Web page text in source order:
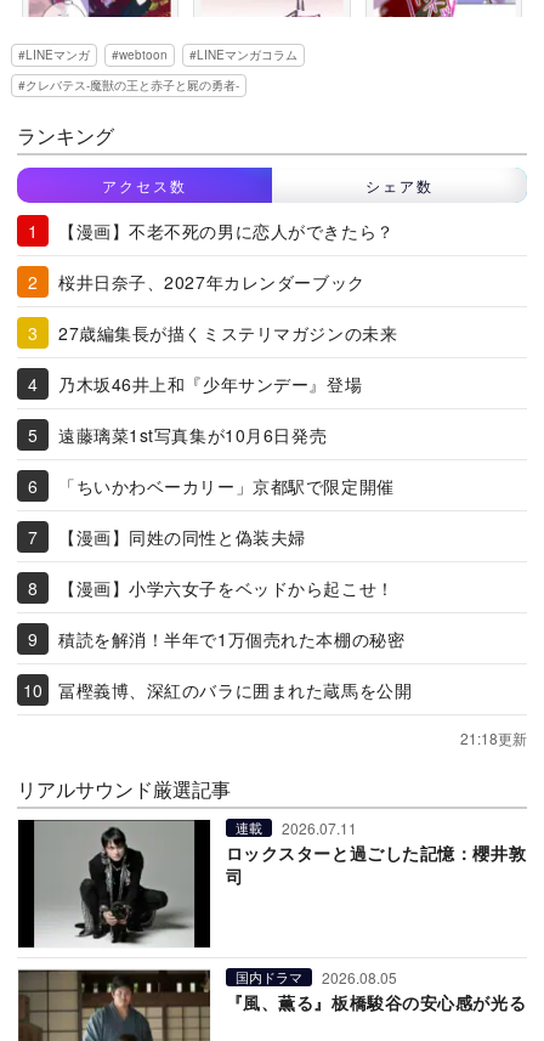
LINEマンガ webtoon
LINEマンガコラム
クレバテス-魔獣の王と赤子と屍の勇者-
ランキング
アクセス数 シェア数
【漫画】不老不死の男に恋人ができたら？
桜井日奈子、2027年カレンダーブック
27歳編集長が描くミステリマガジンの未来
乃木坂46井上和『少年サンデー』登場
遠藤璃菜1st写真集が10月6日発売
「ちいかわベーカリー」京都駅で限定開催
【漫画】同姓の同性と偽装夫婦
【漫画】小学六女子をベッドから起こせ！
積読を解消！半年で1万個売れた本棚の秘密
冨樫義博、深紅のバラに囲まれた蔵馬を公開
21:18更新
リアルサウンド厳選記事
連載 2026.07.11
ロックスターと過ごした記憶：櫻井敦
司
国内ドラマ 2026.08.05
『風、薫る』板橋駿谷の安心感が光る